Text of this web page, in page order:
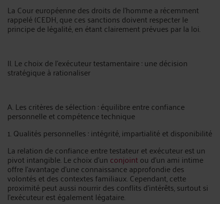
La Cour européenne des droits de l’homme a récemment
rappelé (CEDH, que ces sanctions doivent respecter le
principe de légalité, en étant clairement prévues par la loi.
II. Le choix de l’exécuteur testamentaire : une décision
stratégique à rationaliser
A. Les critères de sélection : équilibre entre confiance
personnelle et compétence technique
1. Qualités personnelles : intégrité, impartialité et disponibilité
La relation de confiance entre testateur et exécuteur est un
pivot intangible. Le choix d’un conjointou d’un ami intime
offre l’avantage d’une connaissance approfondie des
volontés et des contextes familiaux. Cependant, cette
proximité peut aussi nourrir des conflits d’intérêts, surtout si
l’exécuteur est également légataire.